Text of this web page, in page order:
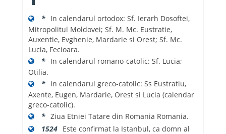
* In calendarul ortodox: Sf. Ierarh Dosoftei,
Mitropolitul Moldovei; Sf. M. Mc. Eustratie,
Auxentie, Evghenie, Mardarie si Orest; Sf. Mc.
Lucia, Fecioara.
* In calendarul romano-catolic: Sf. Lucia;
Otilia.
* In calendarul greco-catolic: Ss Eustratiu,
Axente, Eugen, Mardarie, Orest si Lucia (calendar
greco-catolic).
* Ziua Etniei Tatare din Romania Romania.
1524 Este confirmat la Istanbul, ca domn al